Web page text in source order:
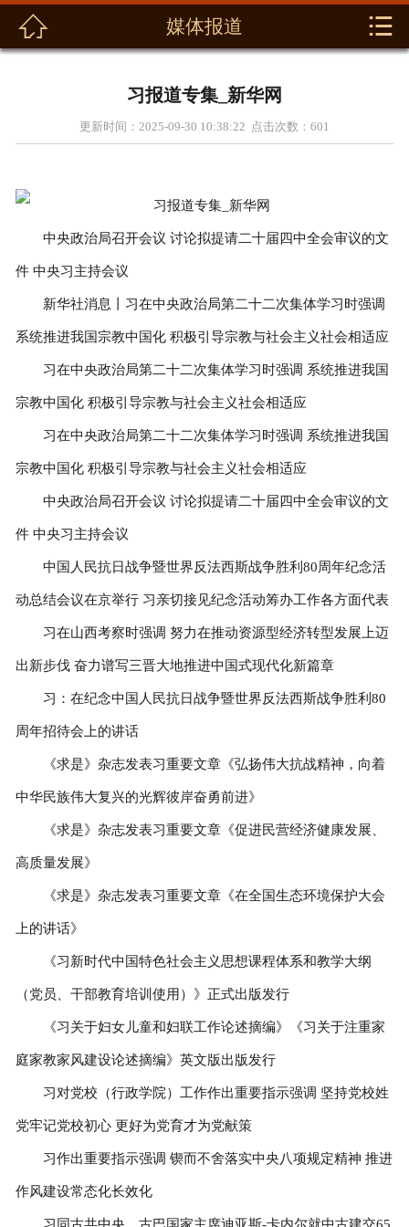
新闻动态
联系我们
 媒体报道 
习报道专集_新华网
更新时间：2025-09-30 10:38:22 点击次数： 601
中央政治局召开会议 讨论拟提请二十届四中全会审议的文
件 中央习主持会议
新华社消息丨习在中央政治局第二十二次集体学习时强调
系统推进我国宗教中国化 积极引导宗教与社会主义社会相适应
习在中央政治局第二十二次集体学习时强调 系统推进我国
宗教中国化 积极引导宗教与社会主义社会相适应
习在中央政治局第二十二次集体学习时强调 系统推进我国
宗教中国化 积极引导宗教与社会主义社会相适应
中央政治局召开会议 讨论拟提请二十届四中全会审议的文
件 中央习主持会议
中国人民抗日战争暨世界反法西斯战争胜利80周年纪念活
动总结会议在京举行 习亲切接见纪念活动筹办工作各方面代表
习在山西考察时强调 努力在推动资源型经济转型发展上迈
出新步伐 奋力谱写三晋大地推进中国式现代化新篇章
习：在纪念中国人民抗日战争暨世界反法西斯战争胜利80
周年招待会上的讲话
《求是》杂志发表习重要文章《弘扬伟大抗战精神，向着
中华民族伟大复兴的光辉彼岸奋勇前进》
《求是》杂志发表习重要文章《促进民营经济健康发展、
高质量发展》
《求是》杂志发表习重要文章《在全国生态环境保护大会
上的讲话》
《习新时代中国特色社会主义思想课程体系和教学大纲
（党员、干部教育培训使用）》正式出版发行
《习关于妇女儿童和妇联工作论述摘编》《习关于注重家
庭家教家风建设论述摘编》英文版出版发行
习对党校（行政学院）工作作出重要指示强调 坚持党校姓
党牢记党校初心 更好为党育才为党献策
习作出重要指示强调 锲而不舍落实中央八项规定精神 推进
作风建设常态化长效化
习同古共中央、古巴国家主席迪亚斯-卡内尔就中古建交65